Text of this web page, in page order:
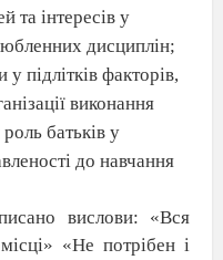
та інтересів у
дисциплін;
підлітків факторів,
виконання
батьків у
до навчання
вислови: «Вся
«Не потрібен і